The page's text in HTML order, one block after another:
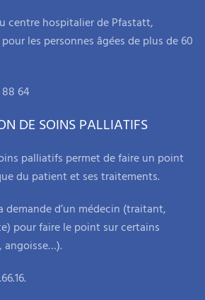
centre hospitalier de Pfastatt,
les personnes âgées de plus de 60
88 64
DE SOINS PALLIATIFS
palliatifs permet de faire un point
du patient et ses traitements.
demande d’un médecin (traitant,
pour faire le point sur certains
angoisse…).